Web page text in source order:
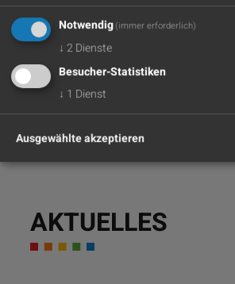
AKTUELLES
Notwendig(immer erforderlich)
↓ 2 Dienste
Besucher-Statistiken
↓ 1 Dienst
Ausgewählte akzeptieren